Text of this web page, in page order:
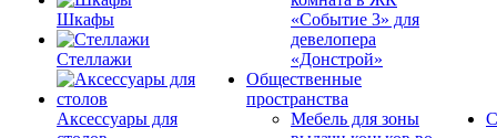
Шкафы
Стеллажи
Аксессуары для
«Событие 3» для
девелопера
«Донстрой»
Общественные
пространства
Мебель для зоны